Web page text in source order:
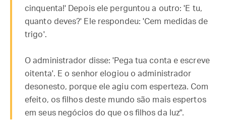
cinquenta!' Depois ele perguntou a outro: 'E tu,
quanto deves?' Ele respondeu: 'Cem medidas de
trigo'.
O administrador disse: 'Pega tua conta e escreve
oitenta'. E o senhor elogiou o administrador
desonesto, porque ele agiu com esperteza. Com
efeito, os filhos deste mundo são mais espertos
em seus negócios do que os filhos da luz".